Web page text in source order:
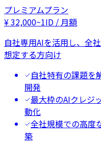
プレミアムプラン
¥32,000~1ID / 月額
自社専用AIを活用し、全
想定する方向け
自社特有の課題を
開発
最大枠のAIクレジ
動化
全社規模での高度
築